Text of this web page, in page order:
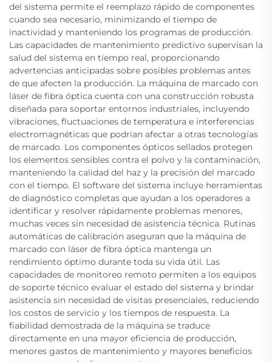
del sistema permite el reemplazo rápido de componentes
cuando sea necesario, minimizando el tiempo de
inactividad y manteniendo los programas de producción.
Las capacidades de mantenimiento predictivo supervisan la
salud del sistema en tiempo real, proporcionando
advertencias anticipadas sobre posibles problemas antes
de que afecten la producción. La máquina de marcado con
láser de fibra óptica cuenta con una construcción robusta
diseñada para soportar entornos industriales, incluyendo
vibraciones, fluctuaciones de temperatura e interferencias
electromagnéticas que podrían afectar a otras tecnologías
de marcado. Los componentes ópticos sellados protegen
los elementos sensibles contra el polvo y la contaminación,
manteniendo la calidad del haz y la precisión del marcado
con el tiempo. El software del sistema incluye herramientas
de diagnóstico completas que ayudan a los operadores a
identificar y resolver rápidamente problemas menores,
muchas veces sin necesidad de asistencia técnica. Rutinas
automáticas de calibración aseguran que la máquina de
marcado con láser de fibra óptica mantenga un
rendimiento óptimo durante toda su vida útil. Las
capacidades de monitoreo remoto permiten a los equipos
de soporte técnico evaluar el estado del sistema y brindar
asistencia sin necesidad de visitas presenciales, reduciendo
los costos de servicio y los tiempos de respuesta. La
fiabilidad demostrada de la máquina se traduce
directamente en una mayor eficiencia de producción,
menores gastos de mantenimiento y mayores beneficios